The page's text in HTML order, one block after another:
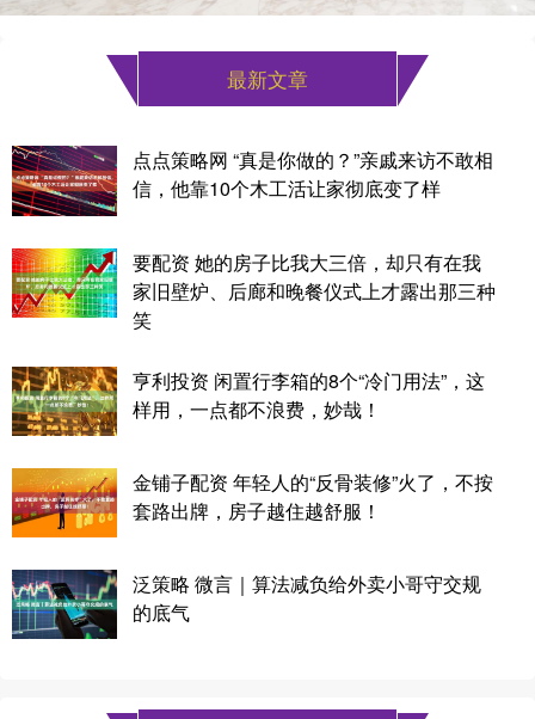
最新文章
点点策略网 “真是你做的？”亲戚来访不敢相
信，他靠10个木工活让家彻底变了样
要配资 她的房子比我大三倍，却只有在我
家旧壁炉、后廊和晚餐仪式上才露出那三种
笑
亨利投资 闲置行李箱的8个“冷门用法”，这
样用，一点都不浪费，妙哉！
金铺子配资 年轻人的“反骨装修”火了，不按
套路出牌，房子越住越舒服！
泛策略 微言｜算法减负给外卖小哥守交规
的底气